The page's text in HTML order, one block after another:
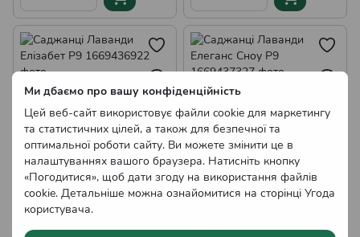
Ми дбаємо про вашу конфіденційність
Цей веб-сайт використовує файли cookie для маркетингу
та статистичних цілей, а також для безпечної та
оптимальної роботи сайту. Ви можете змінити це в
налаштуваннях вашого браузера. Натисніть кнопку
«Погодитися», щоб дати згоду на використання файлів
cookie. Детальніше можна ознайомитися на сторінці Угода
користувача.
Саджанці Лаванди Елізабет
Р9
85.00 грн
Саджанці Лаванди Елеганс
95.00 грн